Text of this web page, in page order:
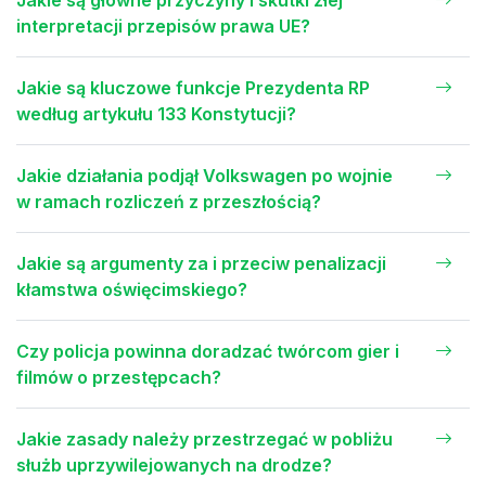
interpretacji przepisów prawa UE?
Jakie są kluczowe funkcje Prezydenta RP
według artykułu 133 Konstytucji?
Jakie działania podjął Volkswagen po wojnie
w ramach rozliczeń z przeszłością?
Jakie są argumenty za i przeciw penalizacji
kłamstwa oświęcimskiego?
Czy policja powinna doradzać twórcom gier i
filmów o przestępcach?
Jakie zasady należy przestrzegać w pobliżu
służb uprzywilejowanych na drodze?